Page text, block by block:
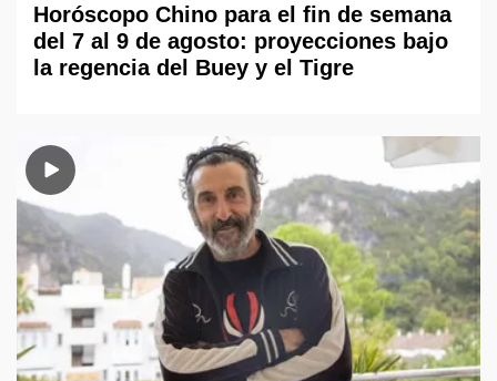
Horóscopo Chino para el fin de semana
del 7 al 9 de agosto: proyecciones bajo
la regencia del Buey y el Tigre